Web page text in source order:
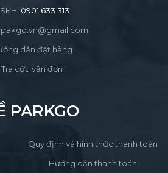
0901.633.313
pakgo.vn@gmail.com
dẫn đặt hàng
Tra cứu vận đơn
PARKGO
Quy định và hình thức thanh toán
Hướng dẫn thanh toán